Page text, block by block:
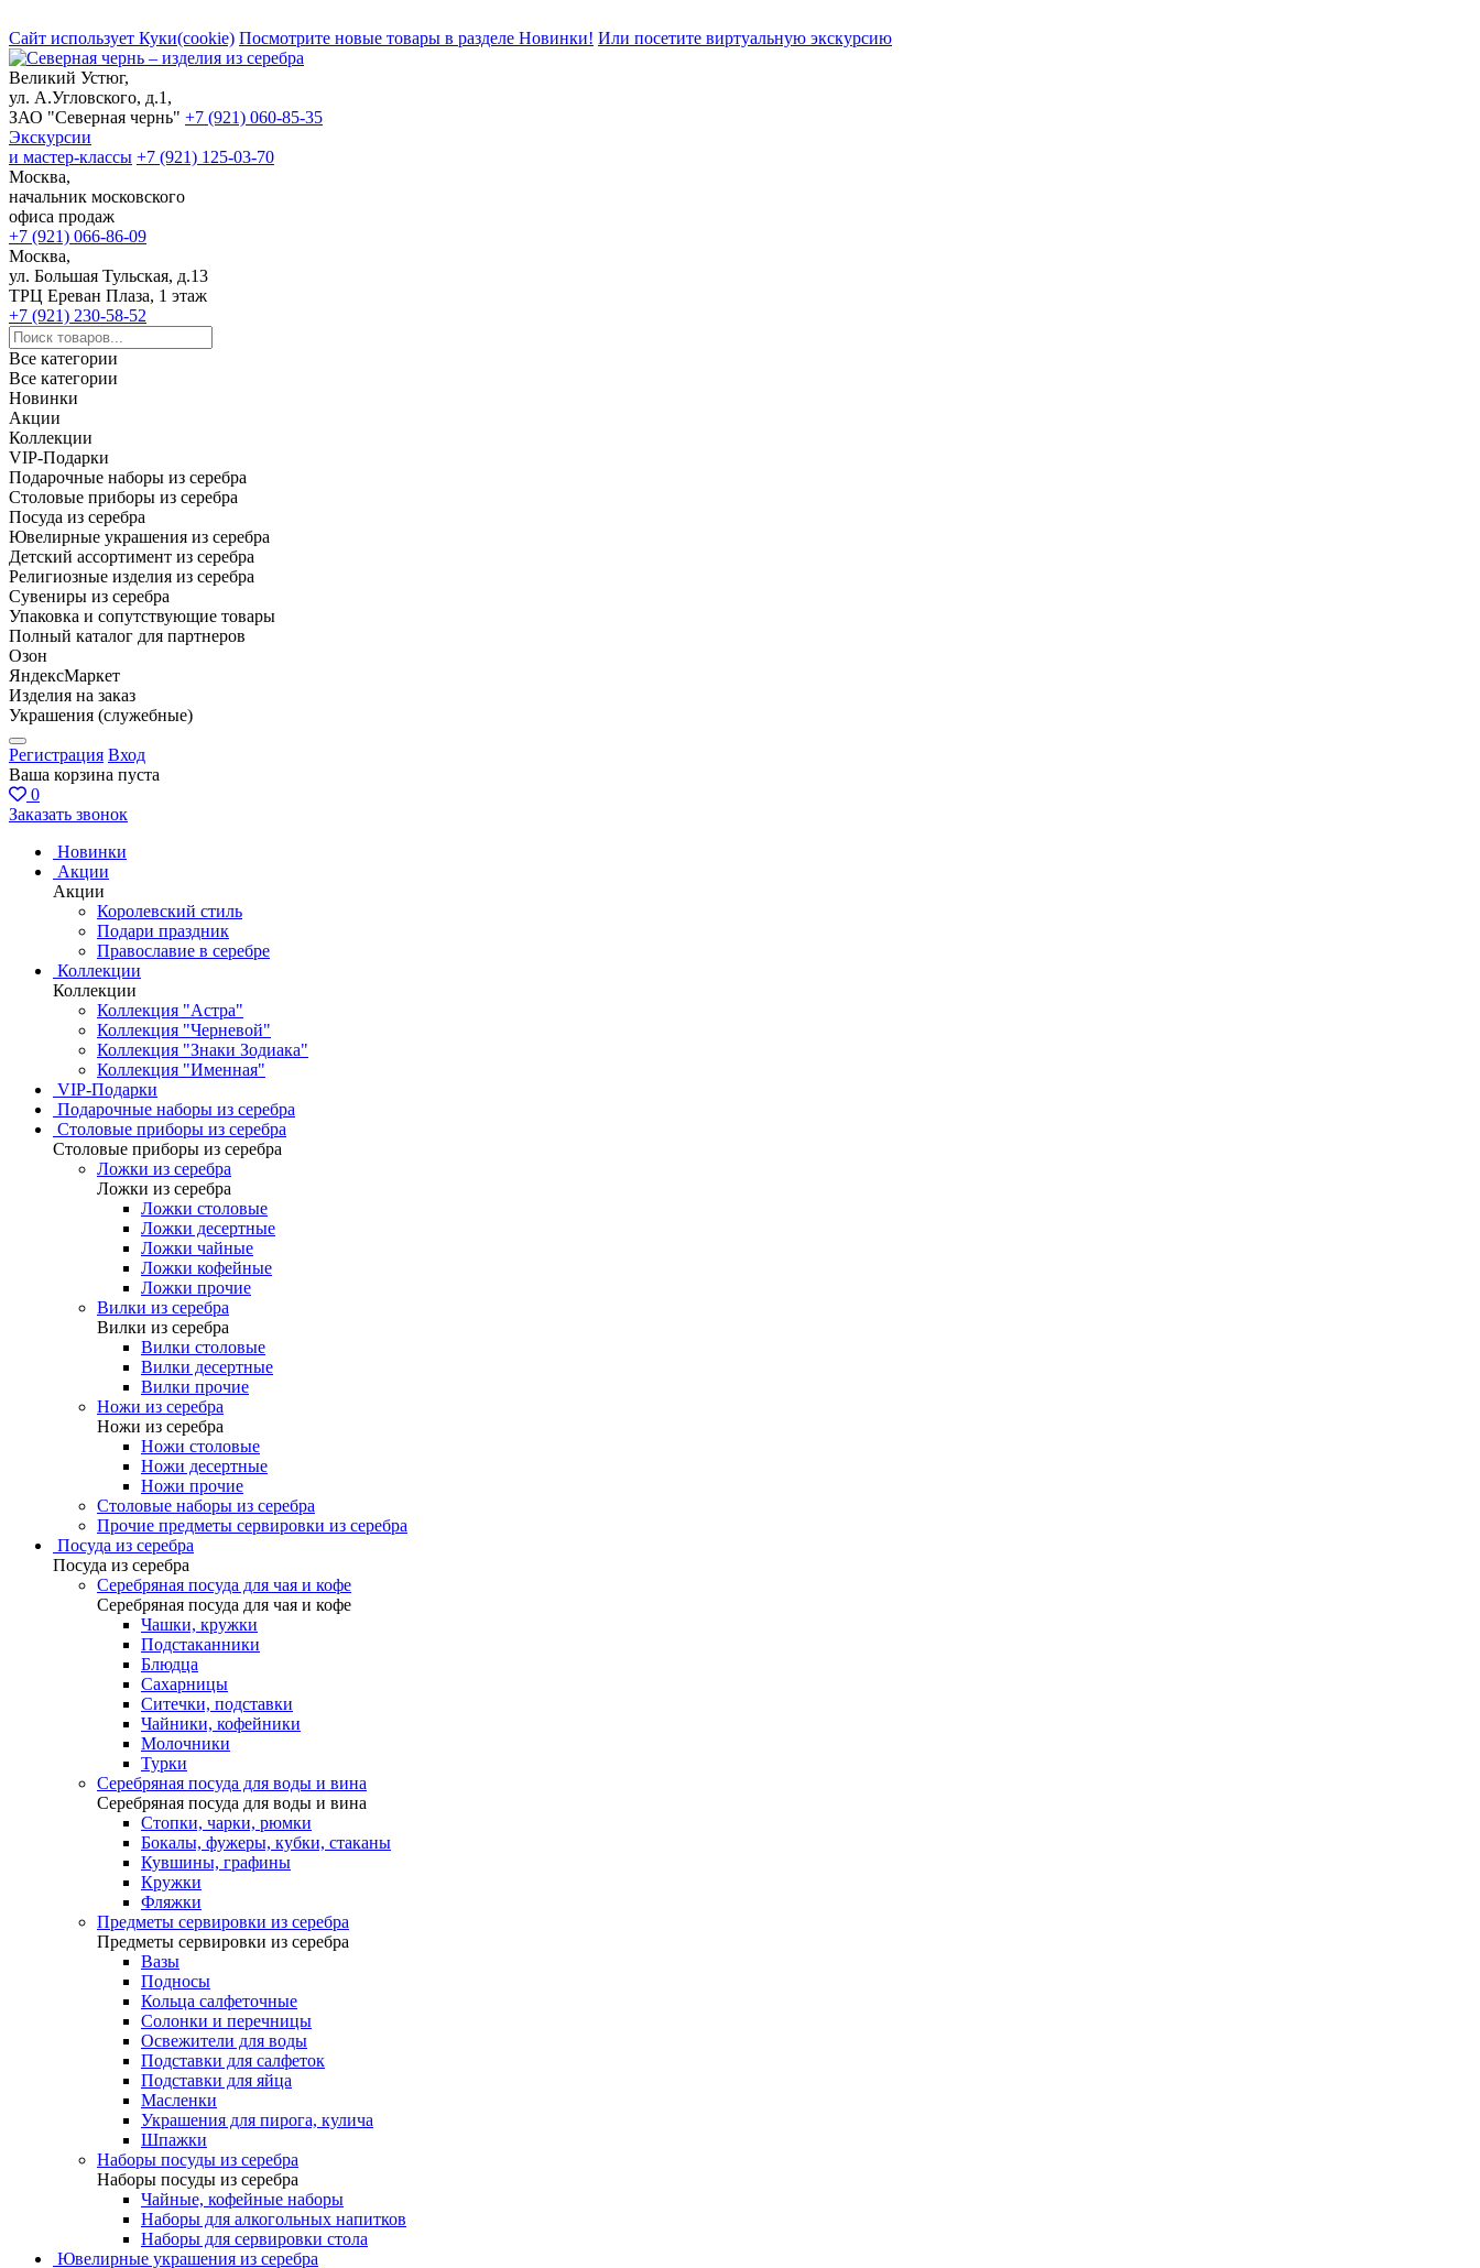
Сайт использует Куки(cookie) Посмотрите новые товары в разделе Новинки! Или посетите виртуальную экскурсию
Великий Устюг,
ул. А.Угловского, д.1,
ЗАО "Северная чернь" +7 (921) 060-85-35
Экскурсии
и мастер-классы +7 (921) 125-03-70
Москва,
начальник московского
офиса продаж
+7 (921) 066-86-09
Москва,
ул. Большая Тульская, д.13
ТРЦ Ереван Плаза, 1 этаж
+7 (921) 230-58-52
Все категории
Все категории
Новинки
Акции
Коллекции
VIP-Подарки
Подарочные наборы из серебра
Столовые приборы из серебра
Посуда из серебра
Ювелирные украшения из серебра
Детский ассортимент из серебра
Религиозные изделия из серебра
Сувениры из серебра
Упаковка и сопутствующие товары
Полный каталог для партнеров
Озон
ЯндексМаркет
Изделия на заказ
Украшения (служебные)
Регистрация Вход
Ваша корзина пуста
0
Заказать звонок
Новинки
Акции
Акции
Королевский стиль
Подари праздник
Православие в серебре
Коллекции
Коллекции
Коллекция "Астра"
Коллекция "Черневой"
Коллекция "Знаки Зодиака"
Коллекция "Именная"
VIP-Подарки
Подарочные наборы из серебра
Столовые приборы из серебра
Столовые приборы из серебра
Ложки из серебра
Ложки из серебра
Ложки столовые
Ложки десертные
Ложки чайные
Ложки кофейные
Ложки прочие
Вилки из серебра
Вилки из серебра
Вилки столовые
Вилки десертные
Вилки прочие
Ножи из серебра
Ножи из серебра
Ножи столовые
Ножи десертные
Ножи прочие
Столовые наборы из серебра
Прочие предметы сервировки из серебра
Посуда из серебра
Посуда из серебра
Серебряная посуда для чая и кофе
Серебряная посуда для чая и кофе
Чашки, кружки
Подстаканники
Блюдца
Сахарницы
Ситечки, подставки
Чайники, кофейники
Молочники
Турки
Серебряная посуда для воды и вина
Серебряная посуда для воды и вина
Стопки, чарки, рюмки
Бокалы, фужеры, кубки, стаканы
Кувшины, графины
Кружки
Фляжки
Предметы сервировки из серебра
Предметы сервировки из серебра
Вазы
Подносы
Кольца салфеточные
Солонки и перечницы
Освежители для воды
Подставки для салфеток
Подставки для яйца
Масленки
Украшения для пирога, кулича
Шпажки
Наборы посуды из серебра
Наборы посуды из серебра
Чайные, кофейные наборы
Наборы для алкогольных напитков
Наборы для сервировки стола
Ювелирные украшения из серебра